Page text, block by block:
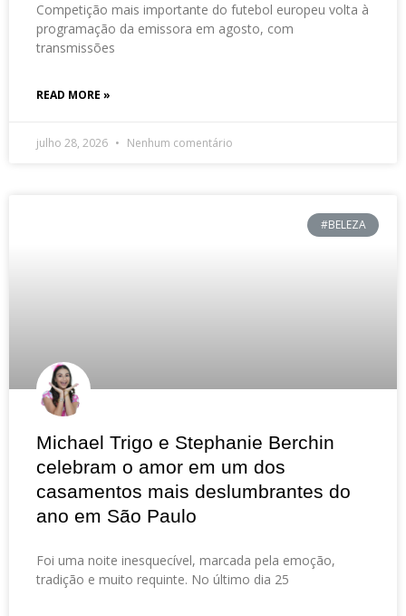
Competição mais importante do futebol europeu volta à
programação da emissora em agosto, com
transmissões
READ MORE »
julho 28, 2026 Nenhum comentário
#BELEZA
Michael Trigo e Stephanie Berchin
celebram o amor em um dos
casamentos mais deslumbrantes do
ano em São Paulo
Foi uma noite inesquecível, marcada pela emoção,
tradição e muito requinte. No último dia 25